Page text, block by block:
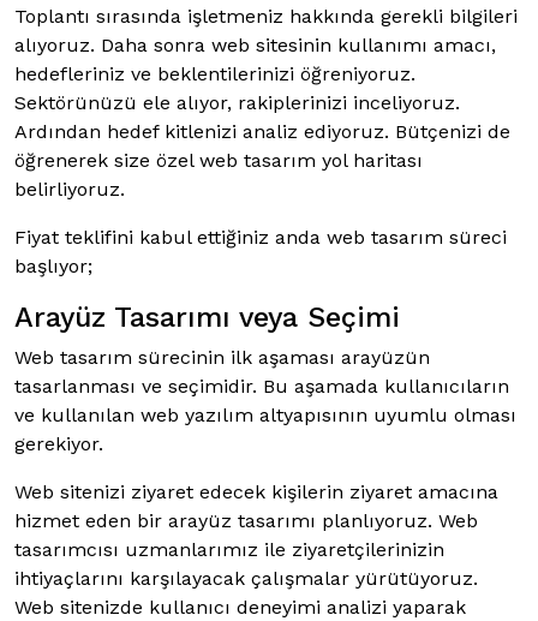
Toplantı sırasında işletmeniz hakkında gerekli bilgileri
alıyoruz. Daha sonra web sitesinin kullanımı amacı,
hedefleriniz ve beklentilerinizi öğreniyoruz.
Sektörünüzü ele alıyor, rakiplerinizi inceliyoruz.
Ardından hedef kitlenizi analiz ediyoruz. Bütçenizi de
öğrenerek size özel web tasarım yol haritası
belirliyoruz.
Fiyat teklifini kabul ettiğiniz anda web tasarım süreci
başlıyor;
Arayüz Tasarımı veya Seçimi
Web tasarım sürecinin ilk aşaması arayüzün
tasarlanması ve seçimidir. Bu aşamada kullanıcıların
ve kullanılan web yazılım altyapısının uyumlu olması
gerekiyor.
Web sitenizi ziyaret edecek kişilerin ziyaret amacına
hizmet eden bir arayüz tasarımı planlıyoruz. Web
tasarımcısı uzmanlarımız ile ziyaretçilerinizin
ihtiyaçlarını karşılayacak çalışmalar yürütüyoruz.
Web sitenizde kullanıcı deneyimi analizi yaparak